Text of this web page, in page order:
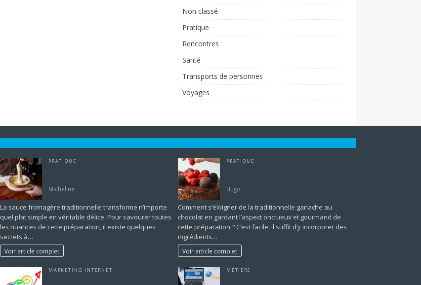
Non classé
Pratique
Rencontres
Santé
Transports de personnes
Voyages
PRATIQUE
Micheline
La sauce fromagère traditionnelle transforme n’importe
quel plat simple en véritable délice. Pour savourer toutes
les nuances de cette préparation, il existe quelques
secrets à…
Voir article complet
PRATIQUE
Hugo
Comment s’éloigner de la traditionnelle ganache au
chocolat en gardant l’aspect onctueux et gourmand de
cette préparation ? C’est facile, il suffit d’y incorporer des
ingrédients…
Voir article complet
MARKETING INTERNET MÉTIERS